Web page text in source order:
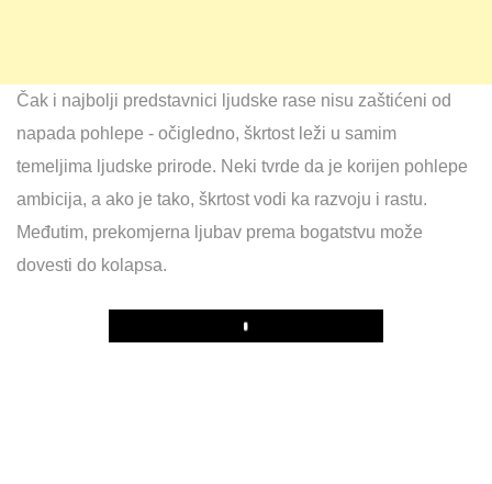
Čak i najbolji predstavnici ljudske rase nisu zaštićeni od
napada pohlepe - očigledno, škrtost leži u samim
temeljima ljudske prirode. Neki tvrde da je korijen pohlepe
ambicija, a ako je tako, škrtost vodi ka razvoju i rastu.
Međutim, prekomjerna ljubav prema bogatstvu može
dovesti do kolapsa.
Play